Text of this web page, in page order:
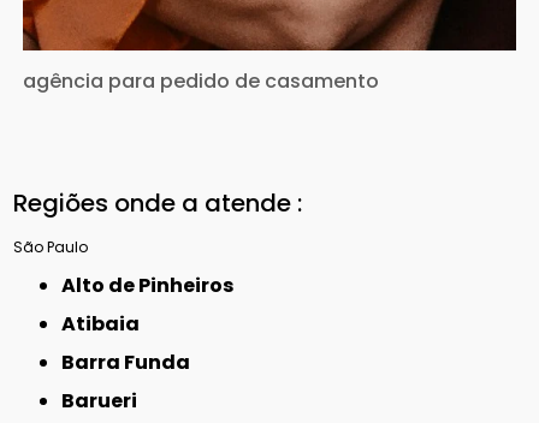
agência para pedido de casamento
Regiões onde a atende :
São Paulo
Alto de Pinheiros
Atibaia
Barra Funda
Barueri